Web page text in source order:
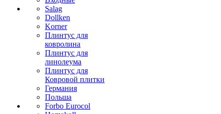
Salag
Dollken
Korner
Плинтус для
ковролина
Плинтус для
линолеума
Плинтус для
Ковровой плитки
Германия
Польша
Forbo Eurocol